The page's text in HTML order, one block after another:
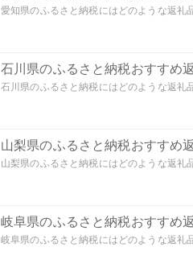
愛知県のふるさと納税にはどのような返礼
石川県のふるさと納税おすすめ
石川県のふるさと納税にはどのような返礼
山梨県のふるさと納税おすすめ
山梨県のふるさと納税にはどのような返礼
岐阜県のふるさと納税おすすめ
岐阜県のふるさと納税にはどのような返礼